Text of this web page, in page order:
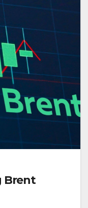
Brent